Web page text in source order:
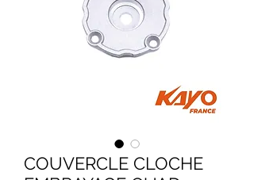
COUVERCLE CLOCHE